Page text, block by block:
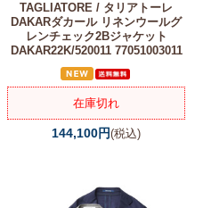
TAGLIATORE / タリアトーレ
DAKARダカール リネンウールグ
レンチェック2Bジャケット
DAKAR22K/520011 77051003011
在庫切れ
144,100円(税込)